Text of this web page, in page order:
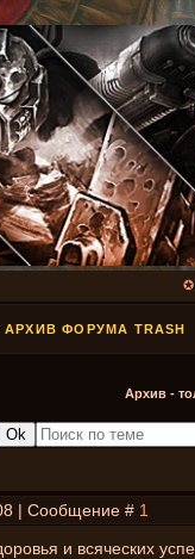
✪
ФОРУМА TRASH
Архив -
| Сообщение # 1
и всяческих